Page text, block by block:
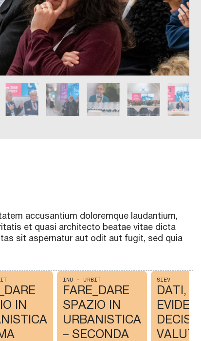
accusantium doloremque laudantium,
et quasi architecto beatae vitae dicta
sit aspernatur aut odit aut fugit, sed quia
IN
INU - URBIT
FARE_DARE
SPAZIO IN
URBANISTICA
– SECONDA
SIEV
DATI,